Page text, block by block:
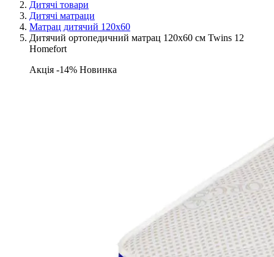
Дитячі товари
Дитячі матраци
Матрац дитячий 120х60
Дитячий ортопедичний матрац 120х60 см Twins 12
Homefort
Акція -14% Новинка